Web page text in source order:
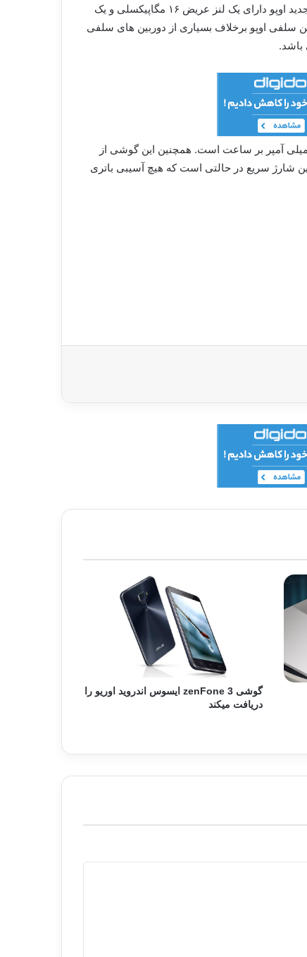
دوربین این گوشی احتمالا از یک سنسور اصلی ۵۰ مگاپیکسلی سونی IMX 766 بهره خواهد برد. در کنار سنسور اصلی، این گوشی جدید اوپو دارای یک لنز عریض ۱۶ مگاپیکسلی و یک
عمق نیز بهره می برد. دوربین سلفی اوپو برخلاف بسیاری از دوربین های سلفی
گوشی اوپو ۶ پرو پلاس دارای سیستم عامل اندروید ۱۱ و رابط کاربری ColorOS 11.1 می باشد. ظرفیت باتری در این گوشی ۴۵۰۰ میلی آمپر بر ساعت است. همچنین این گوشی از
این شارژ سریع در حالتی است که هیچ آسیبی باتری
گوشی zenFone 3 ایسوس اندروید اوریو را
دریافت میکند